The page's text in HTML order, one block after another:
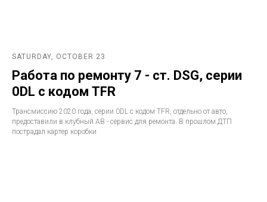
SATURDAY, OCTOBER 23
Работа по ремонту 7 - ст. DSG, серии
0DL с кодом TFR
Трансмиссию 2020 года, серии 0DL с кодом TFR, отдельно от авто,
предоставили в клубный АВ - сервис для ремонта. В прошлом ДТП
пострадал картер коробки